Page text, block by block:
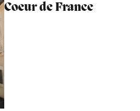
Coeur de France